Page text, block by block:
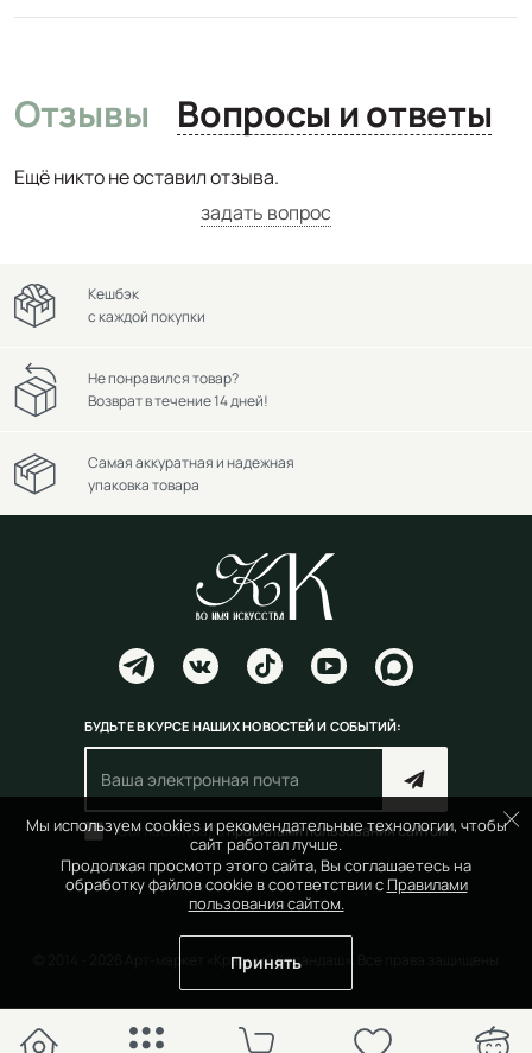
Отзывы Вопросы и ответы
Ещё никто не оставил отзыва.
задать вопрос
Мы используем cookies и рекомендательные технологии, чтобы
сайт работал лучше.
Продолжая просмотр этого сайта, Вы соглашаетесь на
обработку файлов cookie в соответствии с Правилами
пользования сайтом.
Принять
Кешбэк
с каждой покупки
Не понравился товар?
Возврат в течение 14 дней!
Самая аккуратная и надежная
упаковка товара
БУДЬТЕ В КУРСЕ НАШИХ НОВОСТЕЙ И СОБЫТИЙ:
Согласен(на) справилами пользования сайтом
© 2014 - 2026 Арт-маркет «Красный Карандаш». Все права защищены